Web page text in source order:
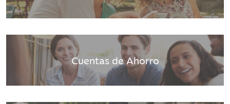
Cuentas de Ahorro